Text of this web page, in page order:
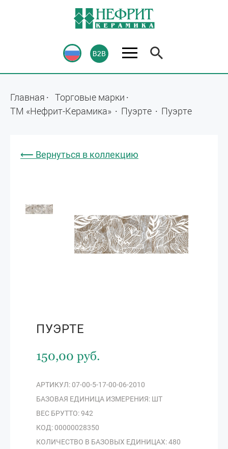
Главная
Торговые марки
ТМ «Нефрит-Керамика»
Пуэрте Пуэрте
⟵ Вернуться в коллекцию
ПУЭРТЕ
150,00 руб.
АРТИКУЛ: 07-00-5-17-00-06-2010
БАЗОВАЯ ЕДИНИЦА ИЗМЕРЕНИЯ: ШТ
ВЕС БРУТТО: 942
КОД: 00000028350
КОЛИЧЕСТВО В БАЗОВЫХ ЕДИНИЦАХ: 480